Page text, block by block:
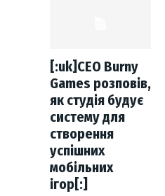
[:uk]CEO Burny
Games розповів,
як студія будує
систему для
створення
успішних
мобільних
ігор[:]